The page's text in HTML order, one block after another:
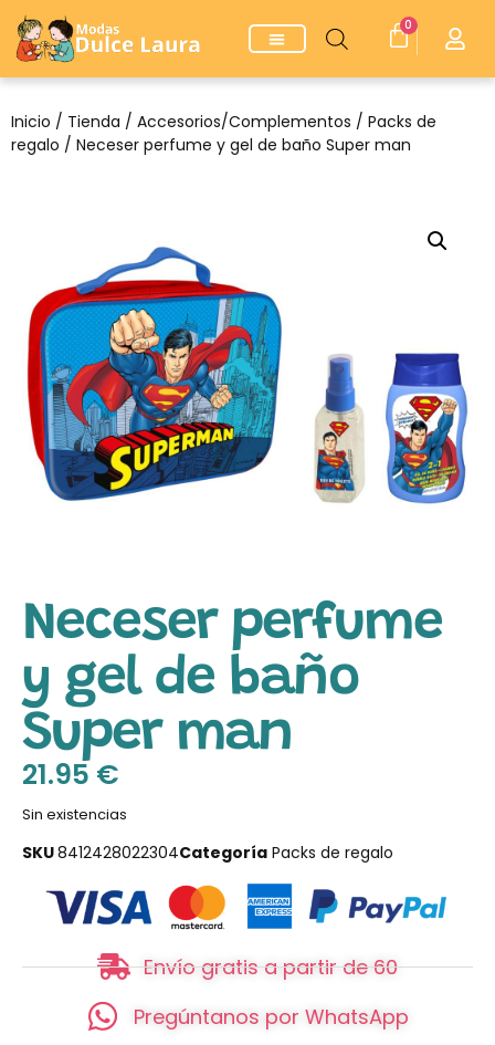
0
Inicio / Tienda / Accesorios/Complementos / Packs de
regalo / Neceser perfume y gel de baño Super man
Neceser perfume
y gel de baño
Super man
21.95 €
Sin existencias
SKU8412428022304Categoría Packs de regalo
Envío gratis a partir de 60
Pregúntanos por WhatsApp